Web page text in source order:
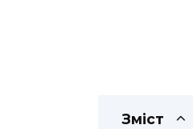
Зміст